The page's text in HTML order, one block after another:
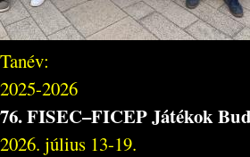
Tanév:
2025-2026
76. FISEC–FICEP Játékok
2026. július 13-19.